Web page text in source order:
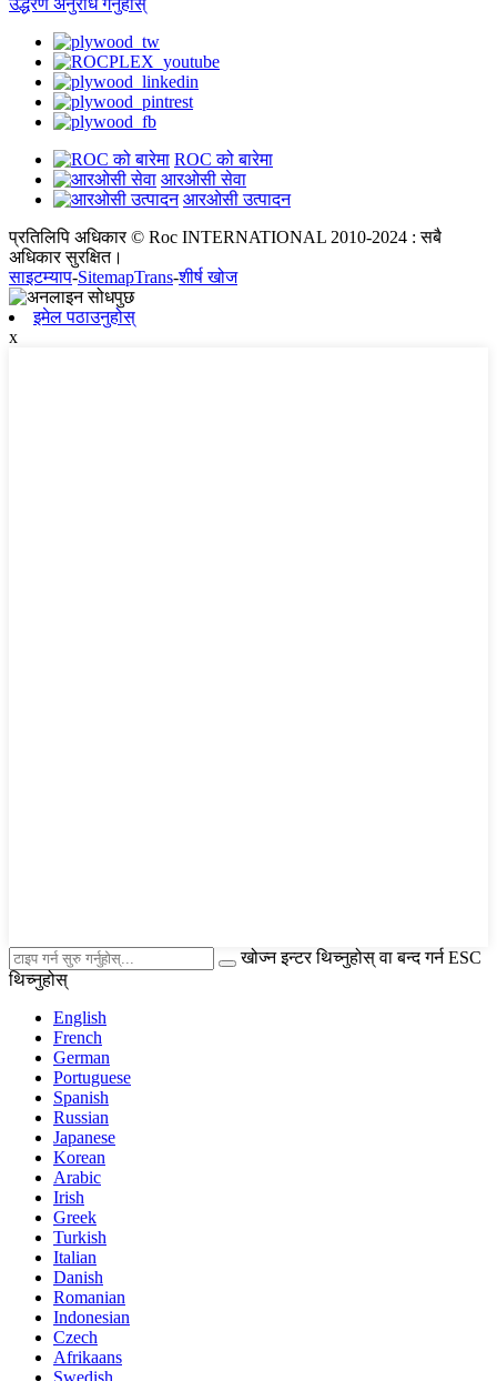
ROC को बारेमा
आरओसी सेवा
आरओसी उत्पादन
प्रतिलिपि अधिकार © Roc INTERNATIONAL 2010-2024 : सबै
अधिकार सुरक्षित।
साइटम्याप-SitemapTrans-शीर्ष खोज
इमेल पठाउनुहोस्
x
खोज्न इन्टर थिच्नुहोस् वा बन्द गर्न ESC
थिच्नुहोस्
English
French
German
Portuguese
Spanish
Russian
Japanese
Korean
Arabic
Irish
Greek
Turkish
Italian
Danish
Romanian
Indonesian
Czech
Afrikaans
Swedish